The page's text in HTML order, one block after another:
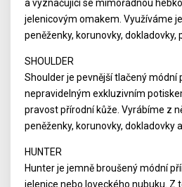
a vyznačující se mimořádnou
jelenicovým omakem. Využíváme
peněženky, korunovky, dokladovky,
SHOULDER
Shoulder je pevnější tlačený módní
nepravidelným exkluzivním
pravost přírodní kůže. Vyrábíme z
peněženky, korunovky, dokladovky
HUNTER
Hunter je jemně broušený módní
jelenice nebo loveckého nubuku. Z